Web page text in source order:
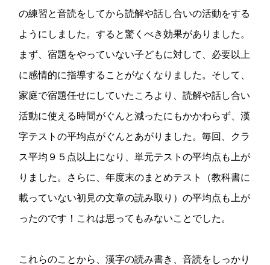
の練習と音読をしてから読解や話し合いの活動をする
ようにしました。すると驚くべき効果がありました。
まず、宿題をやっていない子どもに対して、必要以上
に感情的に指導することがなくなりました。そして、
家庭で宿題任せにしていたころより、読解や話し合い
活動に使える時間がぐんと減ったにもかかわらず、漢
字テストの平均点がぐんとあがりました。毎回、クラ
ス平均９５点以上になり、単元テストの平均点も上が
りました。さらに、年度末のまとめテスト（教科書に
載っていない初見の文章の読み取り）の平均点も上が
ったのです！これは思ってもみないことでした。
これらのことから、漢字の読み書き、音読をしっかり